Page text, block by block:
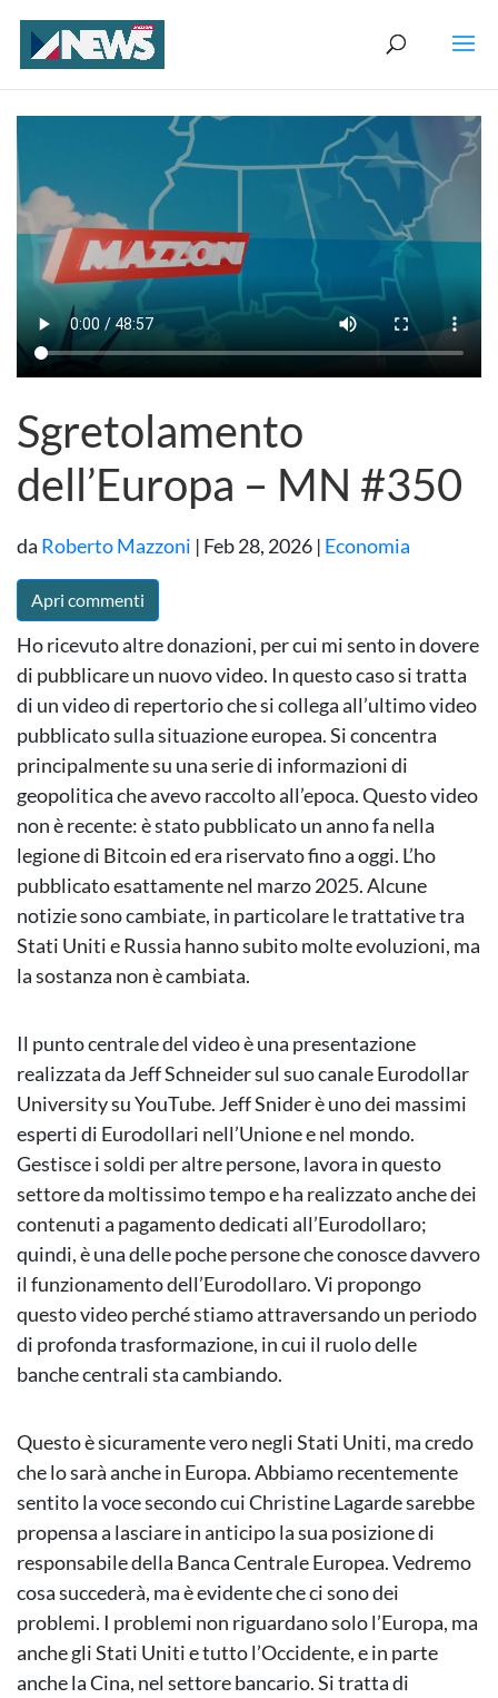
Sgretolamento
dell’Europa – MN #350
da Roberto Mazzoni | Feb 28, 2026 | Economia
Apri commenti
Ho ricevuto altre donazioni, per cui mi sento in dovere
di pubblicare un nuovo video. In questo caso si tratta
di un video di repertorio che si collega all’ultimo video
pubblicato sulla situazione europea. Si concentra
principalmente su una serie di informazioni di
geopolitica che avevo raccolto all’epoca. Questo video
non è recente: è stato pubblicato un anno fa nella
legione di Bitcoin ed era riservato fino a oggi. L’ho
pubblicato esattamente nel marzo 2025. Alcune
notizie sono cambiate, in particolare le trattative tra
Stati Uniti e Russia hanno subito molte evoluzioni, ma
la sostanza non è cambiata.
Il punto centrale del video è una presentazione
realizzata da Jeff Schneider sul suo canale Eurodollar
University su YouTube. Jeff Snider è uno dei massimi
esperti di Eurodollari nell’Unione e nel mondo.
Gestisce i soldi per altre persone, lavora in questo
settore da moltissimo tempo e ha realizzato anche dei
contenuti a pagamento dedicati all’Eurodollaro;
quindi, è una delle poche persone che conosce davvero
il funzionamento dell’Eurodollaro. Vi propongo
questo video perché stiamo attraversando un periodo
di profonda trasformazione, in cui il ruolo delle
banche centrali sta cambiando.
Questo è sicuramente vero negli Stati Uniti, ma credo
che lo sarà anche in Europa. Abbiamo recentemente
sentito la voce secondo cui Christine Lagarde sarebbe
propensa a lasciare in anticipo la sua posizione di
responsabile della Banca Centrale Europea. Vedremo
cosa succederà, ma è evidente che ci sono dei
problemi. I problemi non riguardano solo l’Europa, ma
anche gli Stati Uniti e tutto l’Occidente, e in parte
anche la Cina, nel settore bancario. Si tratta di